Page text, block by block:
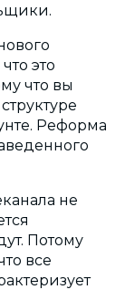
это
что вы
Реформа
не
Потому
все